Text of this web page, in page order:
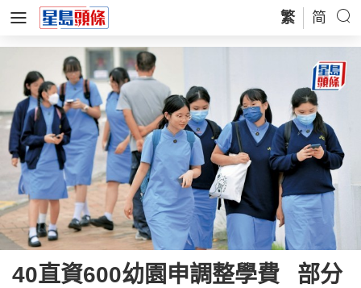
繁 简
40直資600幼園申調整學費 部分